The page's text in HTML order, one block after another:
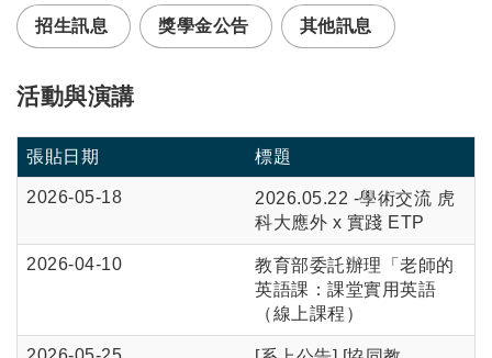
招生訊息 獎學金公告 其他訊息
活動與演講
張貼日期 標題
2026-05-18
2026.05.22 -學術交流 虎
科大應外 x 實踐 ETP
2026-04-10
教育部委託辦理「老師的
英語課：課堂實用英語
（線上課程）